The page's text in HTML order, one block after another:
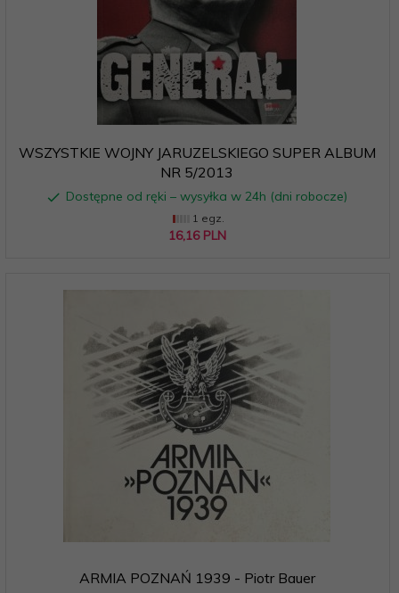
WSZYSTKIE WOJNY JARUZELSKIEGO SUPER ALBUM
NR 5/2013
Dostępne od ręki – wysyłka w 24h (dni robocze)
1 egz.
16,16 PLN
ARMIA POZNAŃ 1939 - Piotr Bauer